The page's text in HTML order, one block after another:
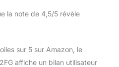
démarrage, avec un
les programmes
utilisant des
la note de 4,5/5 révèle
sur 5 sur Amazon, le
affiche un bilan utilisateur